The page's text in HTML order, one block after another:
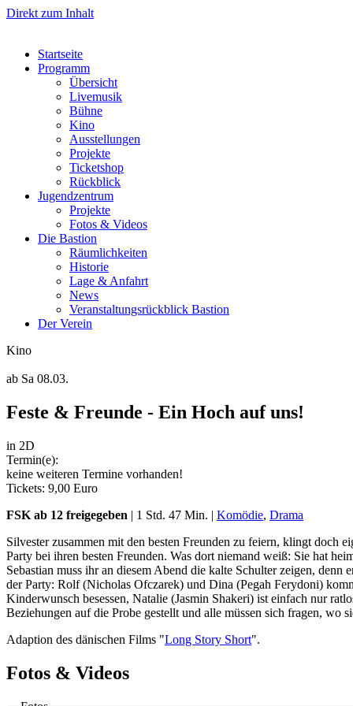
Direkt zum Inhalt
Startseite
Programm
Übersicht
Livemusik
Bühne
Kino
Ausstellungen
Projekte
Ticketshop
Rückblick
Jugendzentrum
Projekte
Fotos & Videos
Die Bastion
Räumlichkeiten
Historie
Lage & Anfahrt
News
Veranstaltungsrückblick Bastion
Der Verein
Kino
ab Sa 08.03.
Feste & Freunde - Ein Hoch auf uns!
in 2D
Termin(e):
keine weiteren Termine vorhanden!
Tickets: 9,00 Euro
FSK ab 12 freigegeben | 1 Std. 47 Min. | Komödie, Drama
Silvester zusammen mit den besten Freunden zu feiern, klingt doch
Party bei ihren besten Freunden. Was dort niemand weiß: Sie hat
Sebastian muss ihr an diesem Abend die kalte Schulter zeigen,
der Party: Rolf (Nicholas Ofczarek) und Dina (Pegah Ferydoni)
Kinderwunsch besessen, Natalie (Jasmin Shakeri) ist einfach nur
Beziehungen auf die Probe gestellt und alle müssen sich fragen, wo
Adaption des dänischen Films "Long Story Short".
Fotos & Videos